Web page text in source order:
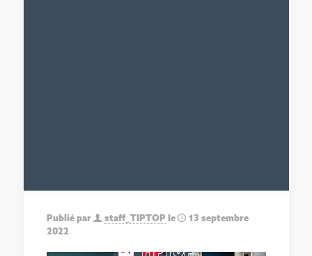
Publié par staff_TIPTOP le
13 septembre
2022